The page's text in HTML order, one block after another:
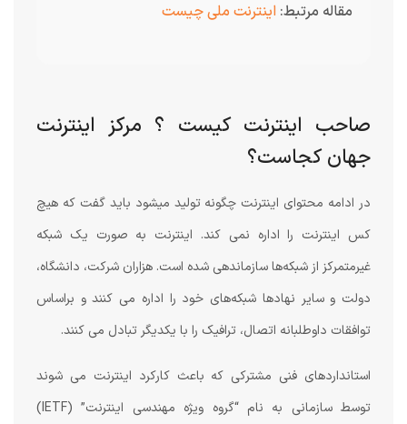
مقاله مرتبط: اینترنت ملی چیست
صاحب اینترنت کیست ؟ مرکز اینترنت
جهان کجاست؟
در ادامه محتوای اینترنت چگونه تولید میشود باید گفت که هیچ
کس اینترنت را اداره نمی کند. اینترنت به صورت یک شبکه
غیرمتمرکز از شبکه‌ها سازماندهی شده است. هزاران شرکت، دانشگاه،
دولت و سایر نهادها شبکه‌های خود را اداره می کنند و براساس
توافقات داوطلبانه اتصال، ترافیک را با یکدیگر تبادل می کنند.
استانداردهای فنی مشترکی که باعث کارکرد اینترنت می شوند
توسط سازمانی به نام “گروه ویژه مهندسی اینترنت” (IETF)